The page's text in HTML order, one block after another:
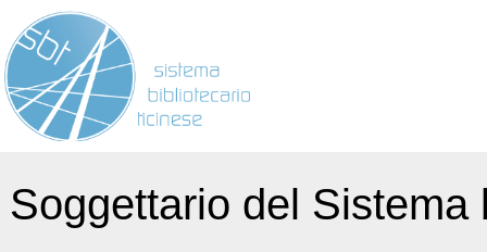
Soggettario del